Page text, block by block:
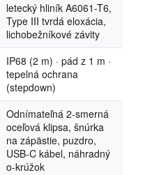
letecký hliník A6061-T6,
Type III tvrdá eloxácia,
lichobežníkové závity
IP68 (2 m) · pád z 1 m ·
tepelná ochrana
(stepdown)
Odnímateľná 2-smerná
oceľová klipsa, šnúrka
na zápästie, puzdro,
USB-C kábel, náhradný
o-krúžok